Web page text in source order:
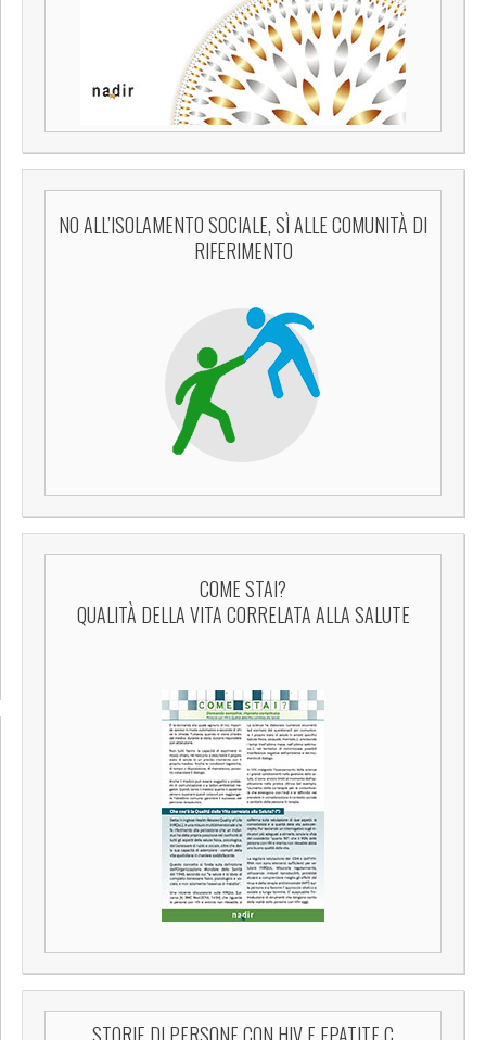
NO ALL’ISOLAMENTO SOCIALE, SÌ ALLE COMUNITÀ DI
RIFERIMENTO
COME STAI?
QUALITÀ DELLA VITA CORRELATA ALLA SALUTE